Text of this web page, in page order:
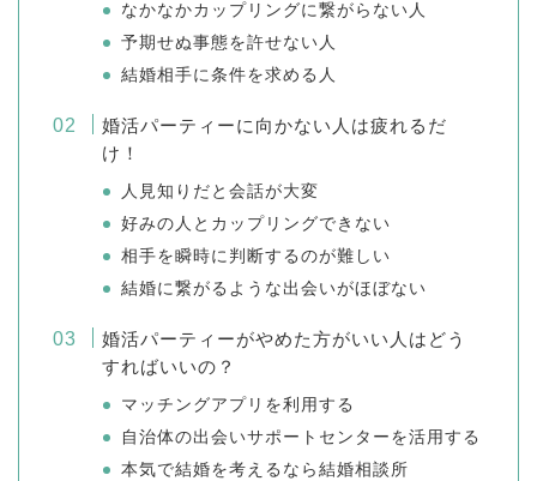
なかなかカップリングに繋がらない人
予期せぬ事態を許せない人
結婚相手に条件を求める人
婚活パーティーに向かない人は疲れるだ
け！
人見知りだと会話が大変
好みの人とカップリングできない
相手を瞬時に判断するのが難しい
結婚に繋がるような出会いがほぼない
婚活パーティーがやめた方がいい人はどう
すればいいの？
マッチングアプリを利用する
自治体の出会いサポートセンターを活用する
本気で結婚を考えるなら結婚相談所